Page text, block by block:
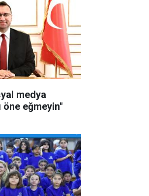
medya
öne eğmeyin"